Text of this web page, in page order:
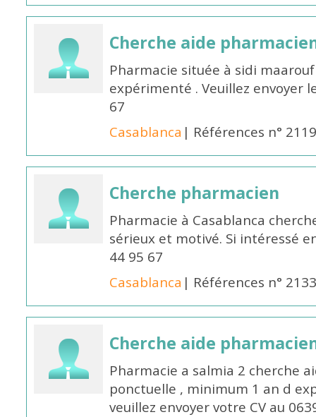
Cherche aide
Pharmacie située à sidi
expérimenté . Veuillez envoyer
67
Casablanca | Références n°
Cherche pharmacien
Pharmacie à Casablanca
sérieux et motivé. Si intéressé
44 95 67
Casablanca | Références n°
Cherche aide
Pharmacie a salmia 2 cherche
ponctuelle , minimum 1 an d
veuillez envoyer votre CV au